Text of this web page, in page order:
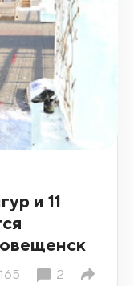
и 11
165 2